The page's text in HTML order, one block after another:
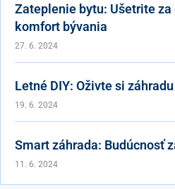
Zateplenie bytu: Ušetrite za
komfort bývania
27. 6. 2024
Letné DIY: Oživte si
19. 6. 2024
Smart záhrada: Budúcnosť
11. 6. 2024